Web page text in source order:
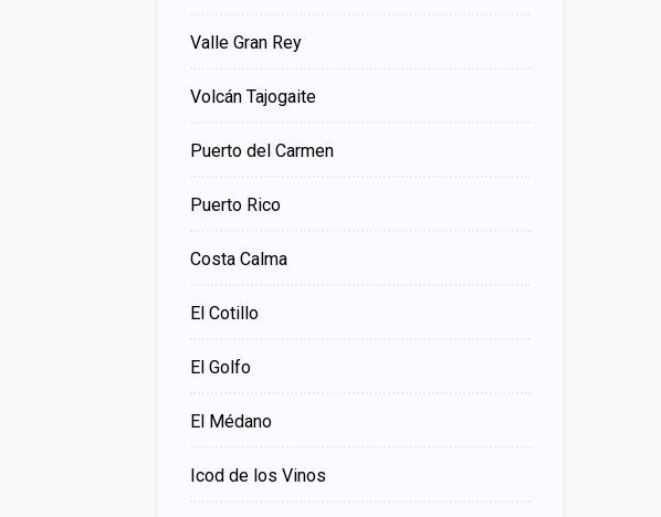
Valle Gran Rey
Volcán Tajogaite
Puerto del Carmen
Puerto Rico
Costa Calma
El Cotillo
El Golfo
El Médano
Icod de los Vinos